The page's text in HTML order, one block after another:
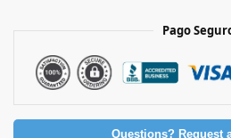
Pago
Questions? Request